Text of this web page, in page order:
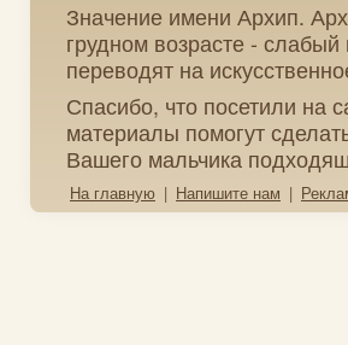
Значение имени Архип.
грудном возрасте -
переводят на
Спасибо, что посетили на
материалы помогут
Вашего мальчика
На главную | Напишите нам |